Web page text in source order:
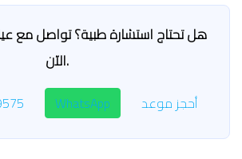
هل تحتاج استشارة طبية؟ تواصل مع
WhatsApp أحجز موعد